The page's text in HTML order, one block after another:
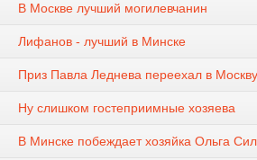
В Москве лучший могилевчанин
Лифанов - лучший в Минске
Приз Павла Леднева переехал в Москву
Ну слишком гостеприимные хозяева
В Минске побеждает хозяйка Ольга